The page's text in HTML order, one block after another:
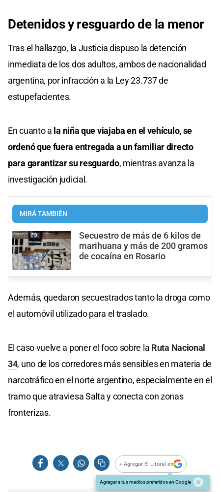
Detenidos y resguardo de la menor
Tras el hallazgo, la Justicia dispuso la detención
inmediata de los dos adultos, ambos de nacionalidad
argentina, por infracción a la Ley 23.737 de
estupefacientes.
En cuanto a la niña que viajaba en el vehículo, se
ordenó que fuera entregada a un familiar directo
para garantizar su resguardo, mientras avanza la
investigación judicial.
MIRÁ TAMBIÉN
Secuestro de más de 6 kilos de
marihuana y más de 200 gramos
de cocaína en Rosario
Además, quedaron secuestrados tanto la droga como
el automóvil utilizado para el traslado.
El caso vuelve a poner el foco sobre la Ruta Nacional
34, uno de los corredores más sensibles en materia de
narcotráfico en el norte argentino, especialmente en el
tramo que atraviesa Salta y conecta con zonas
fronterizas.
+ Agregar El Litoral en
Agregar a tus medios preferidos en Google